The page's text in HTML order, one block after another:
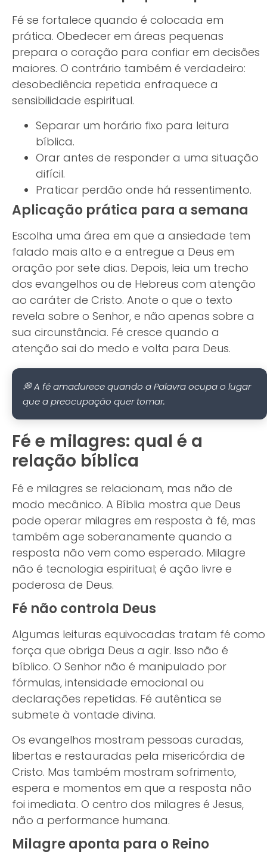
Fé se fortalece quando é colocada em
prática. Obedecer em áreas pequenas
prepara o coração para confiar em decisões
maiores. O contrário também é verdadeiro:
desobediência repetida enfraquece a
sensibilidade espiritual.
Separar um horário fixo para leitura
bíblica.
Orar antes de responder a uma situação
difícil.
Praticar perdão onde há ressentimento.
Aplicação prática para a semana
Escolha uma área em que a ansiedade tem
falado mais alto e a entregue a Deus em
oração por sete dias. Depois, leia um trecho
dos evangelhos ou de Hebreus com atenção
ao caráter de Cristo. Anote o que o texto
revela sobre o Senhor, e não apenas sobre a
sua circunstância. Fé cresce quando a
atenção sai do medo e volta para Deus.
💭 A fé amadurece quando a Palavra ocupa o lugar
que a preocupação quer tomar.
Fé e milagres: qual é a
relação bíblica
Fé e milagres se relacionam, mas não de
modo mecânico. A Bíblia mostra que Deus
pode operar milagres em resposta à fé, mas
também age soberanamente quando a
resposta não vem como esperado. Milagre
não é tecnologia espiritual; é ação livre e
poderosa de Deus.
Fé não controla Deus
Algumas leituras equivocadas tratam fé como
força que obriga Deus a agir. Isso não é
bíblico. O Senhor não é manipulado por
fórmulas, intensidade emocional ou
declarações repetidas. Fé autêntica se
submete à vontade divina.
Os evangelhos mostram pessoas curadas,
libertas e restauradas pela misericórdia de
Cristo. Mas também mostram sofrimento,
espera e momentos em que a resposta não
foi imediata. O centro dos milagres é Jesus,
não a performance humana.
Milagre aponta para o Reino